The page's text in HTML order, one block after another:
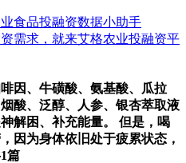
食品投融资数据小助手
需求，就来艾格农业投融资平
因、牛磺酸、氨基酸、瓜拉
酸、泛醇、人参、银杏萃取液
解困、补充能量。 但是，喝
因为身体依旧处于疲累状态，
篇